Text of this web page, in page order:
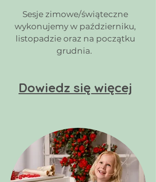
Sesje zimowe/świąteczne
wykonujemy w październiku,
listopadzie oraz na początku
grudnia.
Dowiedz się więcej